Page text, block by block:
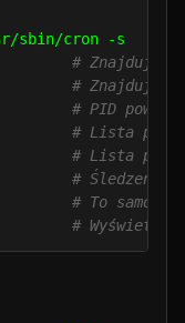
sbin/cron -s
# Znajduje
# Znajduje
# PID
tcp # Lista
# Lista
df # Śledzenie
# To samo
50 # Wyświetla